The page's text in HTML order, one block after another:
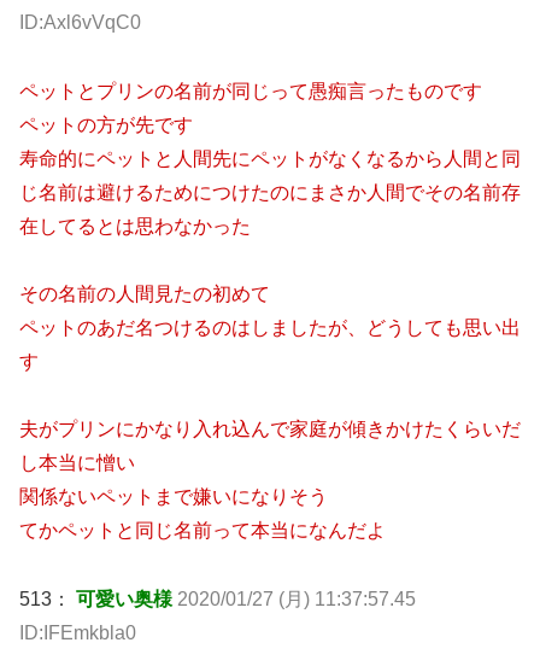
ID:Axl6vVqC0
ペットとプリンの名前が同じって愚痴言ったものです
ペットの方が先です
寿命的にペットと人間先にペットがなくなるから人間と同
じ名前は避けるためにつけたのにまさか人間でその名前存
在してるとは思わなかった
その名前の人間見たの初めて
ペットのあだ名つけるのはしましたが、どうしても思い出
す
夫がプリンにかなり入れ込んで家庭が傾きかけたくらいだ
し本当に憎い
関係ないペットまで嫌いになりそう
てかペットと同じ名前って本当になんだよ
513： 可愛い奥様 2020/01/27 (月) 11:37:57.45
ID:IFEmkbla0